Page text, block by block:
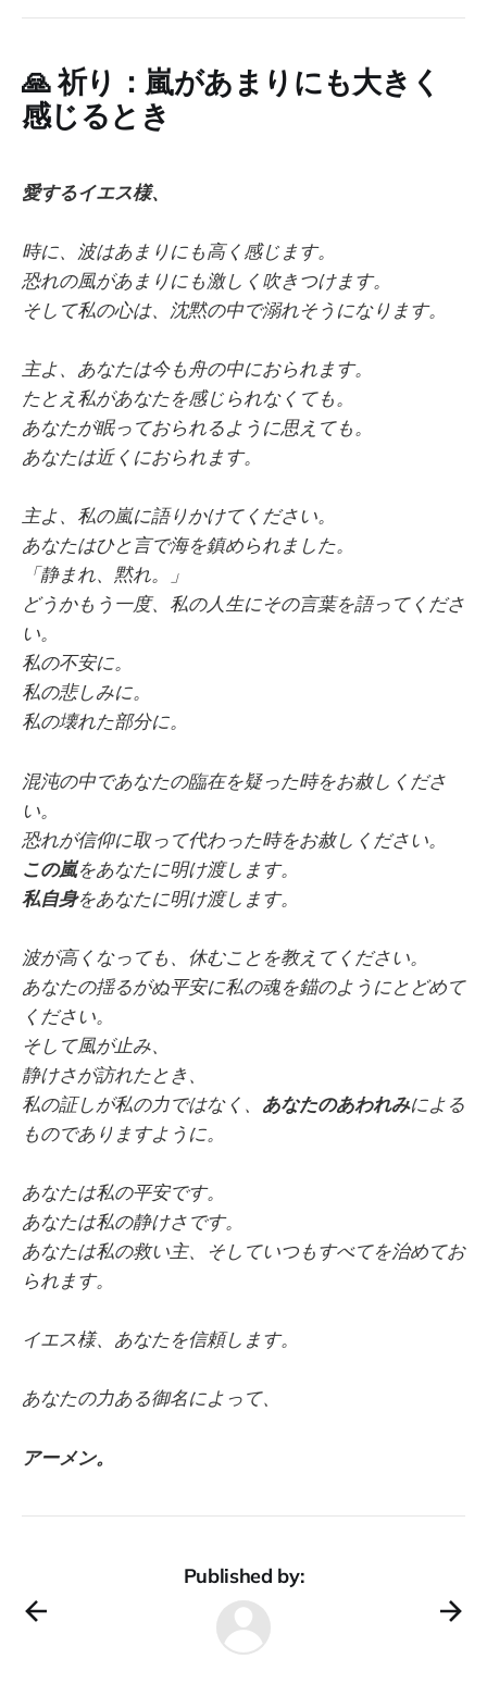
🙏祈り：嵐があまりにも大きく
感じるとき
愛するイエス様、
時に、波はあまりにも高く感じます。
恐れの風があまりにも激しく吹きつけます。
そして私の心は、沈黙の中で溺れそうになります。
主よ、あなたは今も舟の中におられます。
たとえ私があなたを感じられなくても。
あなたが眠っておられるように思えても。
あなたは近くにおられます。
主よ、私の嵐に語りかけてください。
あなたはひと言で海を鎮められました。
「静まれ、黙れ。」
どうかもう一度、私の人生にその言葉を語ってくださ
い。
私の不安に。
私の悲しみに。
私の壊れた部分に。
混沌の中であなたの臨在を疑った時をお赦しくださ
い。
恐れが信仰に取って代わった時をお赦しください。
この嵐をあなたに明け渡します。
私自身をあなたに明け渡します。
波が高くなっても、休むことを教えてください。
あなたの揺るがぬ平安に私の魂を錨のようにとどめて
ください。
そして風が止み、
静けさが訪れたとき、
私の証しが私の力ではなく、 あなたのあわれみによる
ものでありますように。
あなたは私の平安です。
あなたは私の静けさです。
あなたは私の救い主、そしていつもすべてを治めてお
られます。
イエス様、あなたを信頼します。
あなたの力ある御名によって、
アーメン。
Published by: